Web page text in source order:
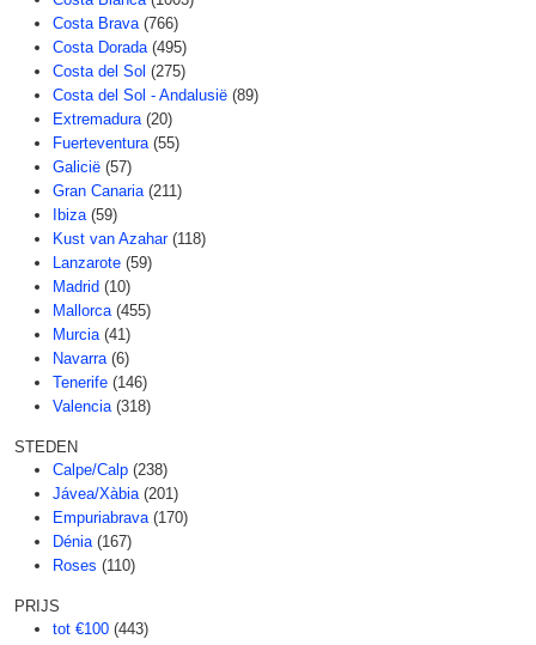
Costa Brava (766)
Costa Dorada (495)
Costa del Sol (275)
Costa del Sol - Andalusië (89)
Extremadura (20)
Fuerteventura (55)
Galicië (57)
Gran Canaria (211)
Ibiza (59)
Kust van Azahar (118)
Lanzarote (59)
Madrid (10)
Mallorca (455)
Murcia (41)
Navarra (6)
Tenerife (146)
Valencia (318)
STEDEN
Calpe/Calp (238)
Jávea/Xàbia (201)
Empuriabrava (170)
Dénia (167)
Roses (110)
PRIJS
tot €100 (443)